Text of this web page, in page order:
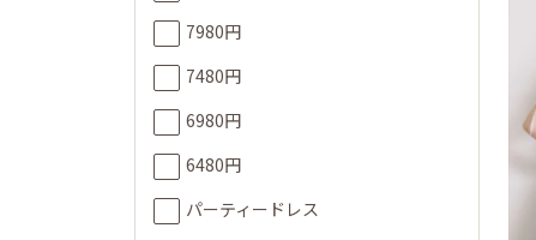
7980円
7480円
6980円
6480円
パーティードレス